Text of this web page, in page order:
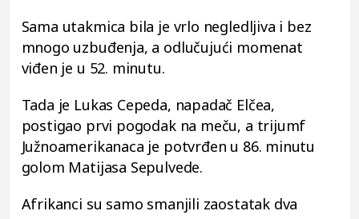
Sama utakmica bila je vrlo negledljiva i bez
mnogo uzbuđenja, a odlučujući momenat
viđen je u 52. minutu.
Tada je Lukas Cepeda, napadač Elčea,
postigao prvi pogodak na meču, a trijumf
Južnoamerikanaca je potvrđen u 86. minutu
golom Matijasa Sepulvede.
Afrikanci su samo smanjili zaostatak dva